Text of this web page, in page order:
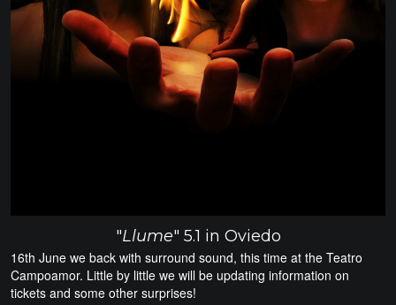
"Llume" 5.1 in Oviedo
16th June we back with surround sound, this time at the Teatro
Campoamor. Little by little we will be updating information on
tickets and some other surprises!